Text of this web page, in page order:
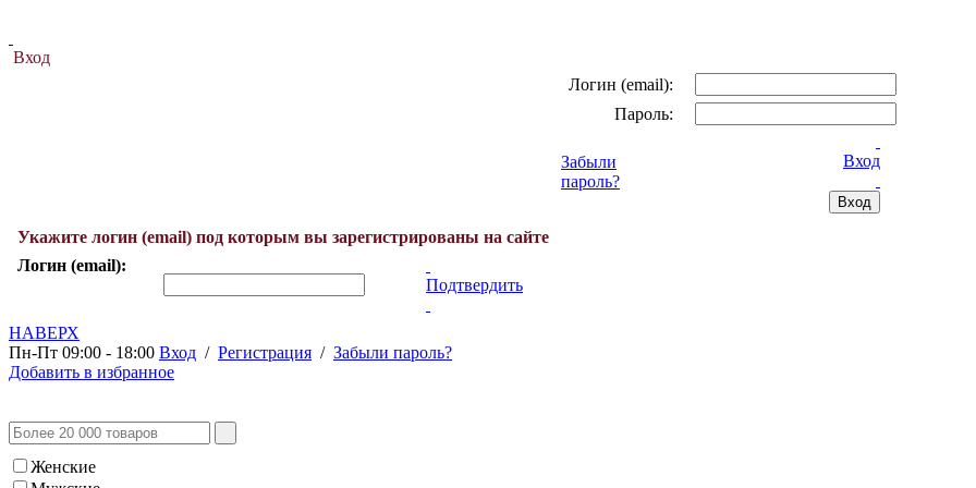
Вход
Логин (email):
Пароль:
Забыли
пароль?
Вход
Укажите логин (email) под которым вы зарегистрированы на сайте
Логин (email):
Подтвердить
НАВЕРХ
Пн-Пт 09:00 - 18:00 Вход / Регистрация / Забыли пароль?
Добавить в избранное
Женские